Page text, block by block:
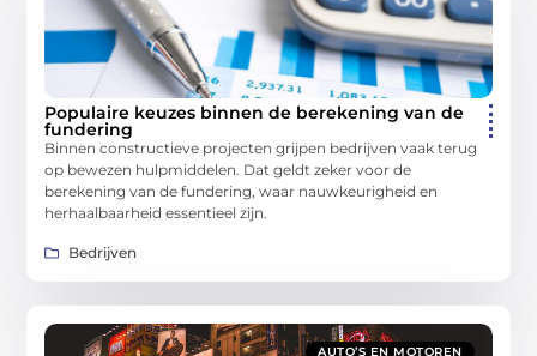
Populaire keuzes binnen de berekening van de
fundering
Binnen constructieve projecten grijpen bedrijven vaak terug
op bewezen hulpmiddelen. Dat geldt zeker voor de
berekening van de fundering, waar nauwkeurigheid en
herhaalbaarheid essentieel zijn.
Bedrijven
AUTO’S EN MOTOREN